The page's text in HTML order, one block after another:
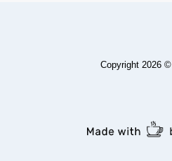
Copyright 2026 ©